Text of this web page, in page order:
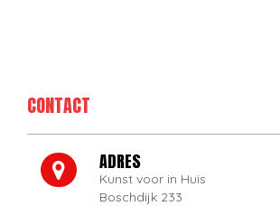
CONTACT
ADRES
Kunst voor in Huis
Boschdijk 233